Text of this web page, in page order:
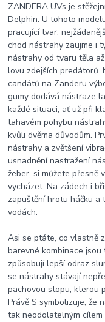
ZANDERA UVs je
Delphin. U tohoto
pracující tvar,
chod nástrahy zaujme i
nástrahy od tvaru těla
lovu zdejších predátorů.
candátů na Zanderu
gumy dodává nástraze
každé situaci, ať už při
tahavém pohybu
kvůli dvěma důvodům.
nástrahy a zvětšení
usnadnění nastražení
žeber, si můžete přesně
vycházet. Na zádech i
zapuštění hrotu háčku a
vodách.
Asi se ptáte, co vlastně
barevné kombinace
způsobují lepší odraz
se nástrahy stávají
pachovou stopu, kterou
Právě S symbolizuje, že
tak neodolatelným cílem